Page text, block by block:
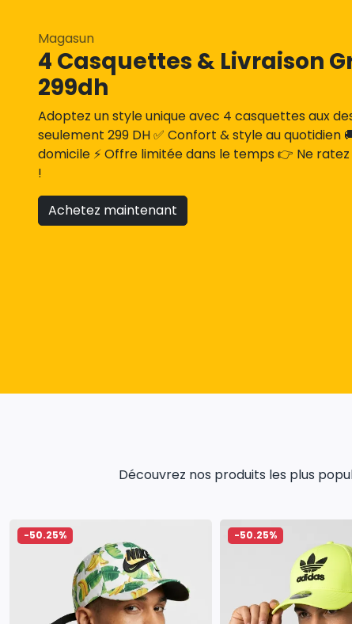
Magasun
4 Casquettes & Livraison
299dh
Adoptez un style unique avec 4 casquettes aux
seulement 299 DH ✅ Confort & style au quotidien
domicile ⚡ Offre limitée dans le temps 👉 Ne
!
Achetez maintenant
Découvrez nos produits les plus
-50.25% -50.25%